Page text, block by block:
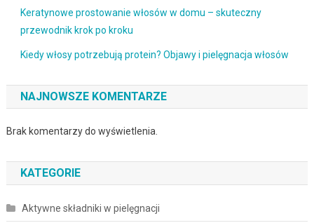
Keratynowe prostowanie włosów w domu – skuteczny
przewodnik krok po kroku
Kiedy włosy potrzebują protein? Objawy i pielęgnacja włosów
NAJNOWSZE KOMENTARZE
Brak komentarzy do wyświetlenia.
KATEGORIE
Aktywne składniki w pielęgnacji